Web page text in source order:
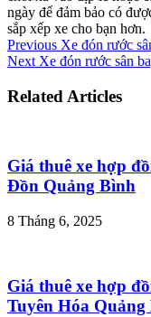
ngày để đảm bảo có
sắp xếp xe cho bạn hơn.
Previous Xe đón rước
Next Xe đón rước sân
Related Articles
Giá thuê xe hợp
Đồn Quảng Bình
8 Tháng 6, 2025
Giá thuê xe hợp
Tuyên Hóa